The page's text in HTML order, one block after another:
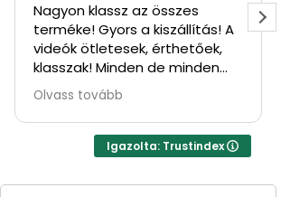
Nagyon klassz az összes
terméke! Gyors a kiszállítás! A
videók ötletesek, érthetőek,
klasszak! Minden de minden
tuti!! ⭐⭐⭐⭐
Olvass tovább
Igazolta: Trustindex